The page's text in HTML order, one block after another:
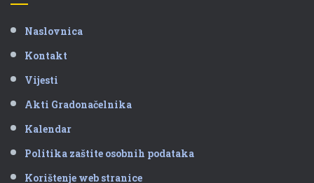
Naslovnica
Kontakt
Vijesti
Akti Gradonačelnika
Kalendar
Politika zaštite osobnih podataka
Korištenje web stranice